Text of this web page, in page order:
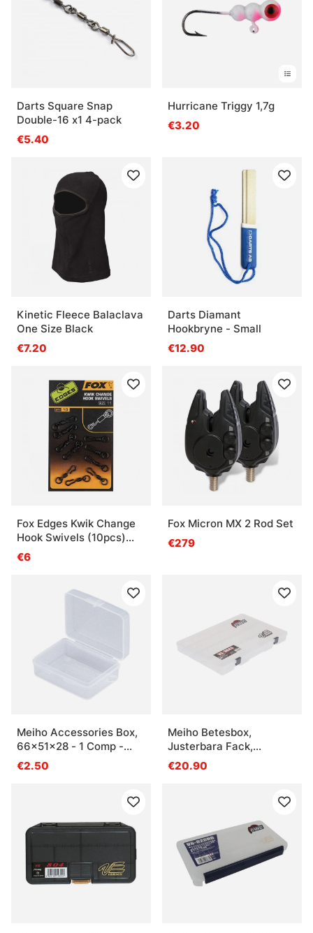
Darts Square Snap
Double-16 x1 4-pack
€5.40
Hurricane Triggy 1,7g
€3.20
Kinetic Fleece Balaclava
One Size Black
€7.20
Darts Diamant
Hookbryne - Small
€12.90
Fox Edges Kwik Change
Hook Swivels (10pcs)
Size 10
€6
Fox Micron MX 2 Rod Set
€279
Meiho Accessories Box,
66x51x28 - 1 Comp -
Clear
€2.50
Meiho Betesbox,
Justerbara Fack,
410x264x43mm - Clear
€20.90